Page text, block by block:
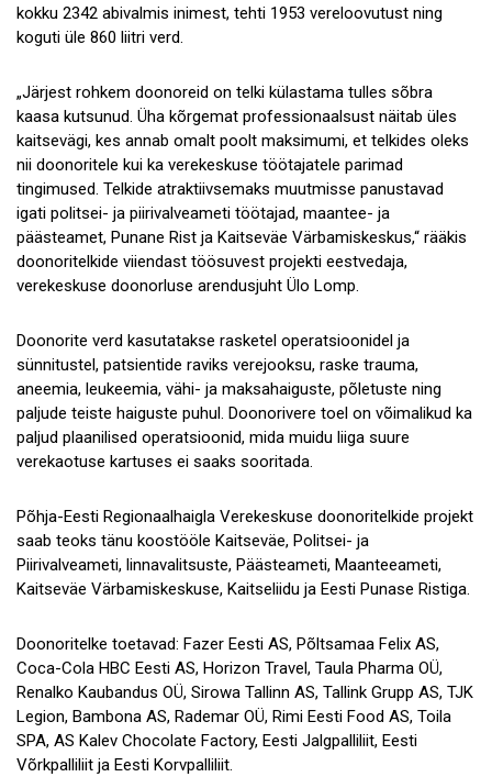
kokku 2342 abivalmis inimest, tehti 1953 vereloovutust ning
koguti üle 860 liitri verd.
„Järjest rohkem doonoreid on telki külastama tulles sõbra
kaasa kutsunud. Üha kõrgemat professionaalsust näitab üles
kaitsevägi, kes annab omalt poolt maksimumi, et telkides oleks
nii doonoritele kui ka verekeskuse töötajatele parimad
tingimused. Telkide atraktiivsemaks muutmisse panustavad
igati politsei- ja piirivalveameti töötajad, maantee- ja
päästeamet, Punane Rist ja Kaitseväe Värbamiskeskus,“ rääkis
doonoritelkide viiendast töösuvest projekti eestvedaja,
verekeskuse doonorluse arendusjuht Ülo Lomp.
Doonorite verd kasutatakse rasketel operatsioonidel ja
sünnitustel, patsientide raviks verejooksu, raske trauma,
aneemia, leukeemia, vähi- ja maksahaiguste, põletuste ning
paljude teiste haiguste puhul. Doonorivere toel on võimalikud ka
paljud plaanilised operatsioonid, mida muidu liiga suure
verekaotuse kartuses ei saaks sooritada.
Põhja-Eesti Regionaalhaigla Verekeskuse doonoritelkide projekt
saab teoks tänu koostööle Kaitseväe, Politsei- ja
Piirivalveameti, linnavalitsuste, Päästeameti, Maanteeameti,
Kaitseväe Värbamiskeskuse, Kaitseliidu ja Eesti Punase Ristiga.
Doonoritelke toetavad: Fazer Eesti AS, Põltsamaa Felix AS,
Coca-Cola HBC Eesti AS, Horizon Travel, Taula Pharma OÜ,
Renalko Kaubandus OÜ, Sirowa Tallinn AS, Tallink Grupp AS, TJK
Legion, Bambona AS, Rademar OÜ, Rimi Eesti Food AS, Toila
SPA, AS Kalev Chocolate Factory, Eesti Jalgpalliliit, Eesti
Võrkpalliliit ja Eesti Korvpalliliit.